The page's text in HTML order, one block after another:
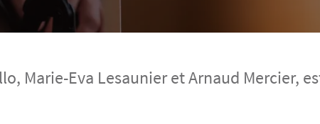
Marie-Eva Lesaunier et Arnaud Mercier,